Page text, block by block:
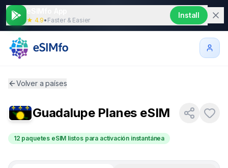
★ 4.9• Faster & Easier
Install
Volver a países
Guadalupe Planes eSIM
12 paquetes eSIM listos para activación instantánea